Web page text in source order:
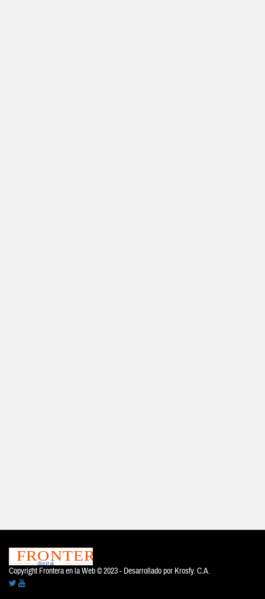
Copyright Frontera en la Web © 2023 - Desarrollado por Krosfy. C.A.